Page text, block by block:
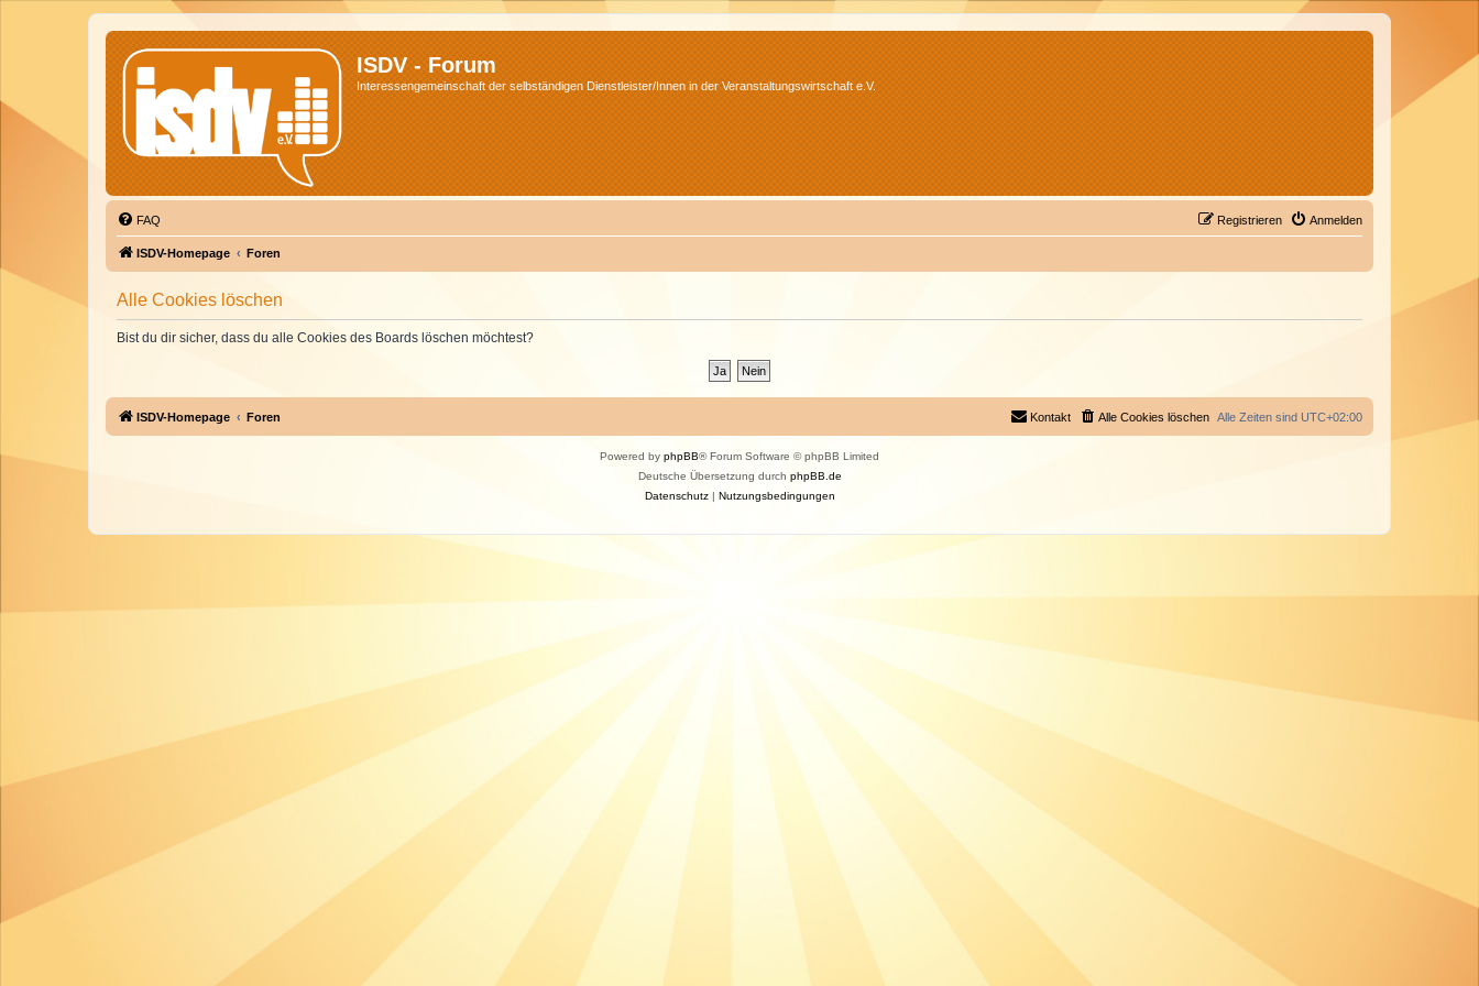
ISDV - Forum
Interessengemeinschaft der selbständigen Dienstleister/Innen in der Veranstaltungswirtschaft e.V.
FAQ Anmelden
Registrieren
ISDV-Homepage Foren
Alle Cookies löschen
Bist du dir sicher, dass du alle Cookies des Boards löschen möchtest?
ISDV-Homepage Foren Alle Zeiten sind UTC+02:00
Alle Cookies löschen
Kontakt
Powered by phpBB® Forum Software © phpBB Limited
Deutsche Übersetzung durch phpBB.de
Datenschutz| Nutzungsbedingungen